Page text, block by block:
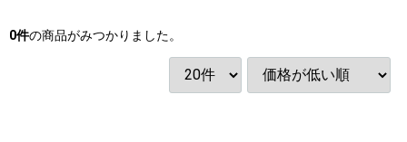
0件の商品がみつかりました。